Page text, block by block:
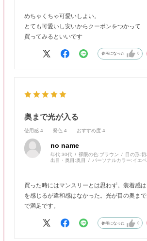
めちゃくちゃ可愛いしよい。
とても可愛いし安いからクーポンをつかって
買ってみるといいです
参考になった 0
奥まで光が入る
使用感:4 発色:4 おすすめ度:4
no name
年代:30代 裸眼の色:ブラウン 目の形:切
出目・奥目:奥目 パーソナルカラー:イエ
買った時にはマンスリーとは思わず。装着感
を感じるが違和感はなかった。光が目の奥ま
で満足です。
参考になった 0